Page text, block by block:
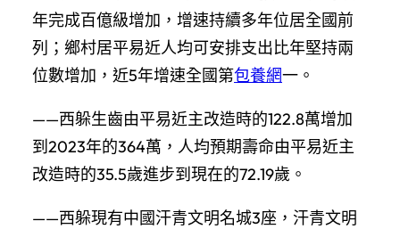
年完成百億級增加，增速持續多年位居全國前
列；鄉村居平易近人均可安排支出比年堅持兩
位數增加，近5年增速全國第包養網一。
——西躲生齒由平易近主改造時的122.8萬增加
到2023年的364萬，人均預期壽命由平易近主
改造時的35.5歲進步到現在的72.19歲。
——西躲現有中國汗青文明名城3座，汗青文明